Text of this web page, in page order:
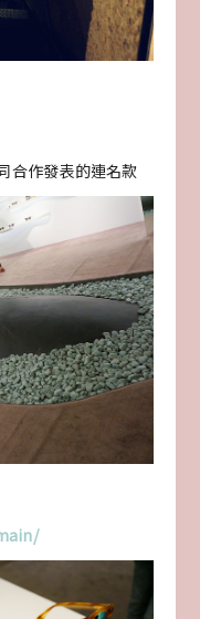
合作發表的連名款